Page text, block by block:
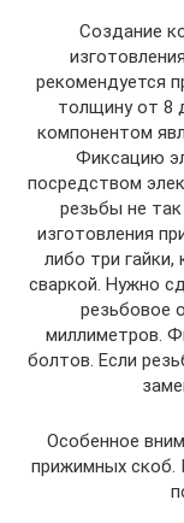
Создание
рекомендуется
толщину от 8
компонентом
Фиксацию
посредством
резьбы не
изготовления
либо три
сваркой. Нужно
резьбовое
миллиметров.
болтов. Если
Особенное
прижимных скоб.